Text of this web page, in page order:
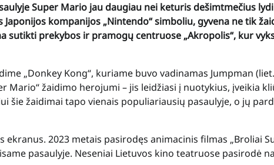
Super Mario jau daugiau nei keturis dešimtmečius lydi
kompanijos „Nintendo“ simboliu, gyvena ne tik
sutikti prekybos ir pramogų centruose „Akropolis“, kur
„Donkey Kong“, kuriame buvo vadinamas Jumpman (liet.
Mario“ žaidimo herojumi – jis leidžiasi į nuotykius, įveikia
šie žaidimai tapo vienais populiariausių pasaulyje, o jų
2023 metais pasirodęs animacinis filmas „Broliai
pasaulyje. Neseniai Lietuvos kino teatruose pasirodė